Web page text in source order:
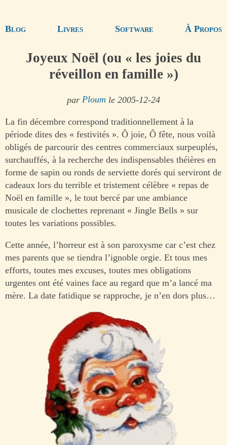
Blog Livres Software À Propos
Joyeux Noël (ou « les joies du
réveillon en famille »)
par Ploum le 2005-12-24
La fin décembre correspond traditionnellement à la
période dites des « festivités ». Ô joie, Ô fête, nous voilà
obligés de parcourir des centres commerciaux surpeuplés,
surchauffés, à la recherche des indispensables théières en
forme de sapin ou ronds de serviette dorés qui serviront de
cadeaux lors du terrible et tristement célèbre « repas de
Noël en famille », le tout bercé par une ambiance
musicale de clochettes reprenant « Jingle Bells » sur
toutes les variations possibles.
Cette année, l’horreur est à son paroxysme car c’est chez
mes parents que se tiendra l’ignoble orgie. Et tous mes
efforts, toutes mes excuses, toutes mes obligations
urgentes ont été vaines face au regard que m’a lancé ma
mère. La date fatidique se rapproche, je n’en dors plus…